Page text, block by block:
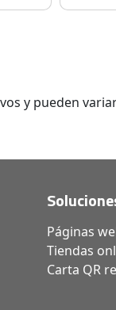
y pueden
Páginas
Tiendas
Carta QR